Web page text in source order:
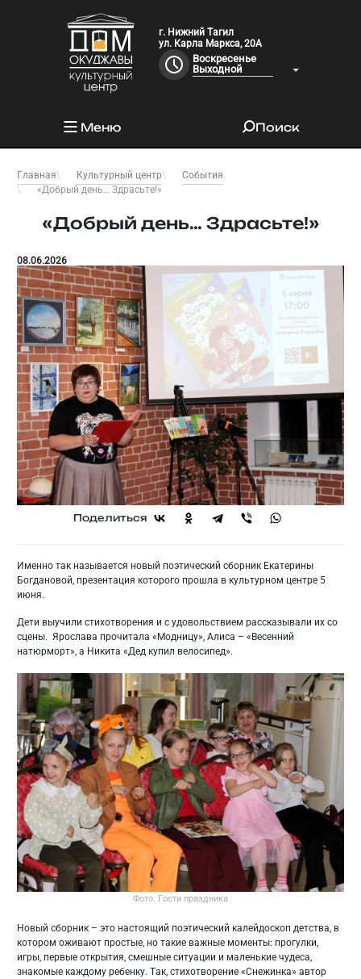
г. Нижний Тагил
ул. Карла Маркса, 20А
Воскресенье
Выходной
Меню Поиск
Главная Культурный центр
События
«Добрый день… Здрасьте!»
«Добрый день… Здрасьте!»
08.06.2026
Поделиться
Именно так называется новый поэтический сборник Екатерины
Богдановой, презентация которого прошла в культурном центре 5
июня.
Дети выучили стихотворения и с удовольствием рассказывали их со
сцены. Ярослава прочитала «Модницу», Алиса – «Весенний
натюрморт», а Никита «Дед купил велосипед».
Фото. Гости праздника
Новый сборник – это настоящий поэтический калейдоскоп детства, в
котором оживают простые, но такие важные моменты: прогулки,
игры, первые открытия, смешные ситуации и маленькие чудеса,
знакомые каждому ребенку. Так, стихотворение «Снежинка» автор